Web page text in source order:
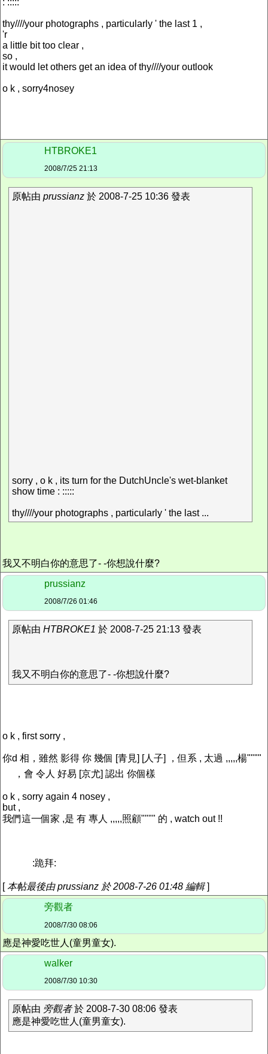
: :::::
thy////your photographs , particularly ' the last 1 ,
'r
a little bit too clear ,
so ,
it would let others get an idea of thy////your outlook
o k , sorry4nosey
HTBROKE1
2008/7/25 21:13
原帖由 prussianz 於 2008-7-25 10:36 發表
sorry , o k , its turn for the DutchUncle's wet-blanket
show time : :::::
thy////your photographs , particularly ' the last ...
我又不明白你的意思了- -你想說什麼?
prussianz
2008/7/26 01:46
原帖由 HTBROKE1 於 2008-7-25 21:13 發表
我又不明白你的意思了- -你想說什麼?
o k , first sorry ,
你d 相，雖然 影得 你 幾個 [青見] [人子] ，但系 , 太過 ,,,,,楊""""
，會 令人 好易 [京尤] 認出 你個樣
o k , sorry again 4 nosey ,
but ,
我們這一個家 ,是 有 專人 ,,,,,照顧"""" 的 , watch out !!
:跪拜:
[本帖最後由 prussianz 於 2008-7-26 01:48 編輯]
旁觀者
2008/7/30 08:06
應是神愛吃世人(童男童女).
walker
2008/7/30 10:30
原帖由 旁觀者於 2008-7-30 08:06 發表
應是神愛吃世人(童男童女).